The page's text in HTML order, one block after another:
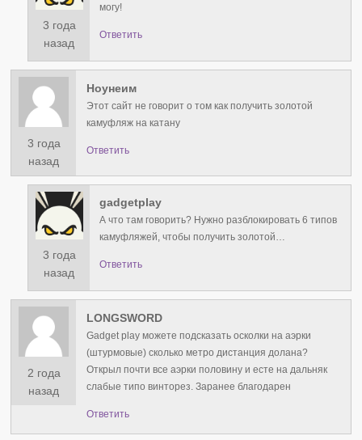
3 года
назад
могу!
Ответить
3 года
назад
Ноунеим
Этот сайт не говорит о том как получить золотой
камуфляж на катану
Ответить
3 года
назад
gadgetplay
А что там говорить? Нужно разблокировать 6 типов
камуфляжей, чтобы получить золотой…
Ответить
2 года
назад
LONGSWORD
Gadget play можете подсказать осколки на аэрки
(штурмовые) сколько метро дистанция долана?
Открыл почти все аэрки половину и есте на дальняк
слабые типо винторез. Заранее благодарен
Ответить